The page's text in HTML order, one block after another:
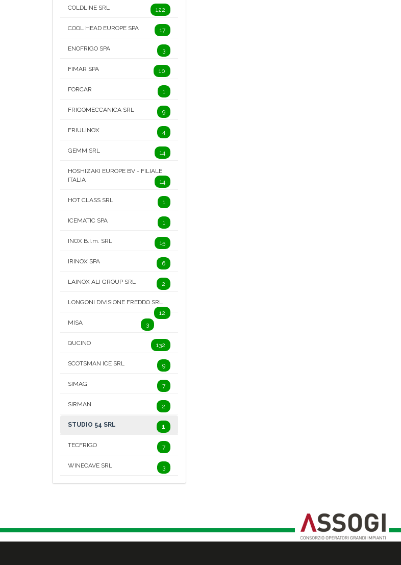
COLDLINE SRL 122
COOL HEAD EUROPE SPA 17
ENOFRIGO SPA 3
FIMAR SPA 10
FORCAR 1
FRIGOMECCANICA SRL 9
FRIULINOX 4
GEMM SRL 14
HOSHIZAKI EUROPE BV - FILIALE
ITALIA
14
HOT CLASS SRL 1
ICEMATIC SPA 1
INOX B.I.m. SRL 15
IRINOX SPA 6
LAINOX ALI GROUP SRL 2
LONGONI DIVISIONE FREDDO SRL
12
MISA
3
QUCINO 132
SCOTSMAN ICE SRL 9
SIMAG 7
SIRMAN 2
STUDIO 54 SRL 1
TECFRIGO 7
WINECAVE SRL 3